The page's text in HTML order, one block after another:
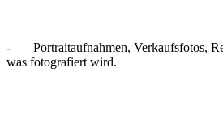
- Portraitaufnahmen, Verkaufsfotos,
was fotografiert wird.